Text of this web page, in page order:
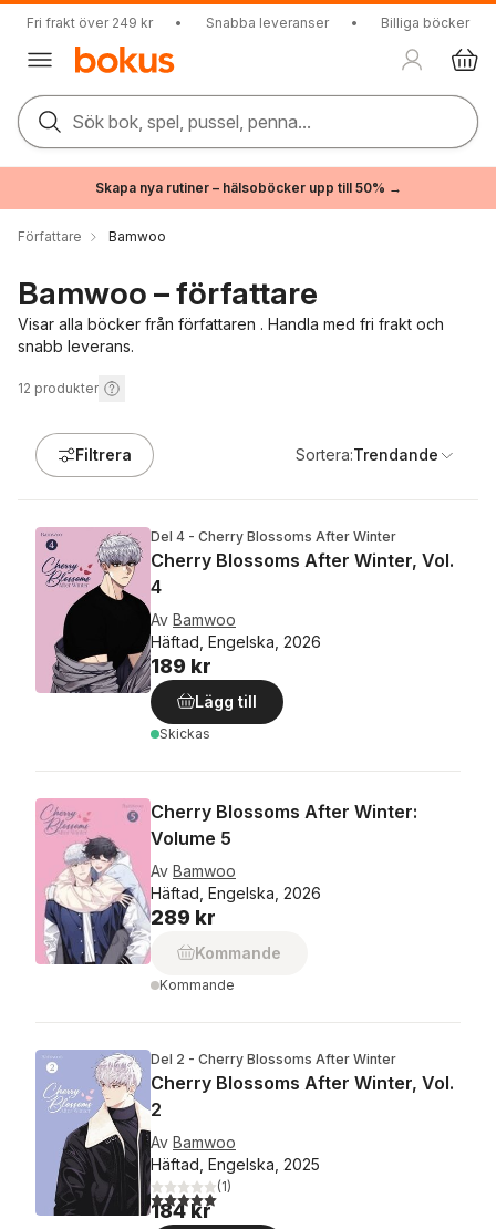
Fri frakt över 249 kr • Snabba leveranser • Billiga böcker
Sök bok, spel, pussel, penna...
Skapa nya rutiner – hälsoböcker upp till 50% →
Författare Bamwoo
Bamwoo – författare
Visar alla böcker från författaren . Handla med fri frakt och
snabb leverans.
12 produkter
Filtrera Sortera:Trendande
Del 4 - Cherry Blossoms After Winter
Cherry Blossoms After Winter, Vol.
4
Av Bamwoo
Häftad, Engelska, 2026
189 kr
Lägg till
Skickas
Cherry Blossoms After Winter:
Volume 5
Av Bamwoo
Häftad, Engelska, 2026
289 kr
Kommande
Kommande
Del 2 - Cherry Blossoms After Winter
Cherry Blossoms After Winter, Vol.
2
Av Bamwoo
Häftad, Engelska, 2025
5,0utav 5 stjärnor. Totalt antal röster:
(1)
184 kr